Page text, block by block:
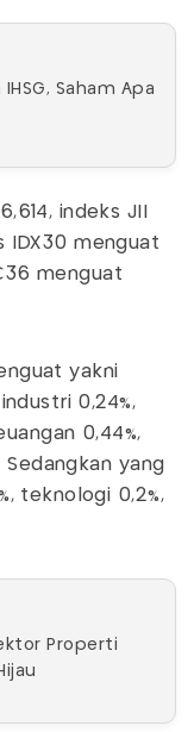
Saham Apa
indeks JII
IDX30 menguat
menguat
yakni
0,24%,
0,44%,
Sedangkan yang
teknologi 0,2%,
Properti